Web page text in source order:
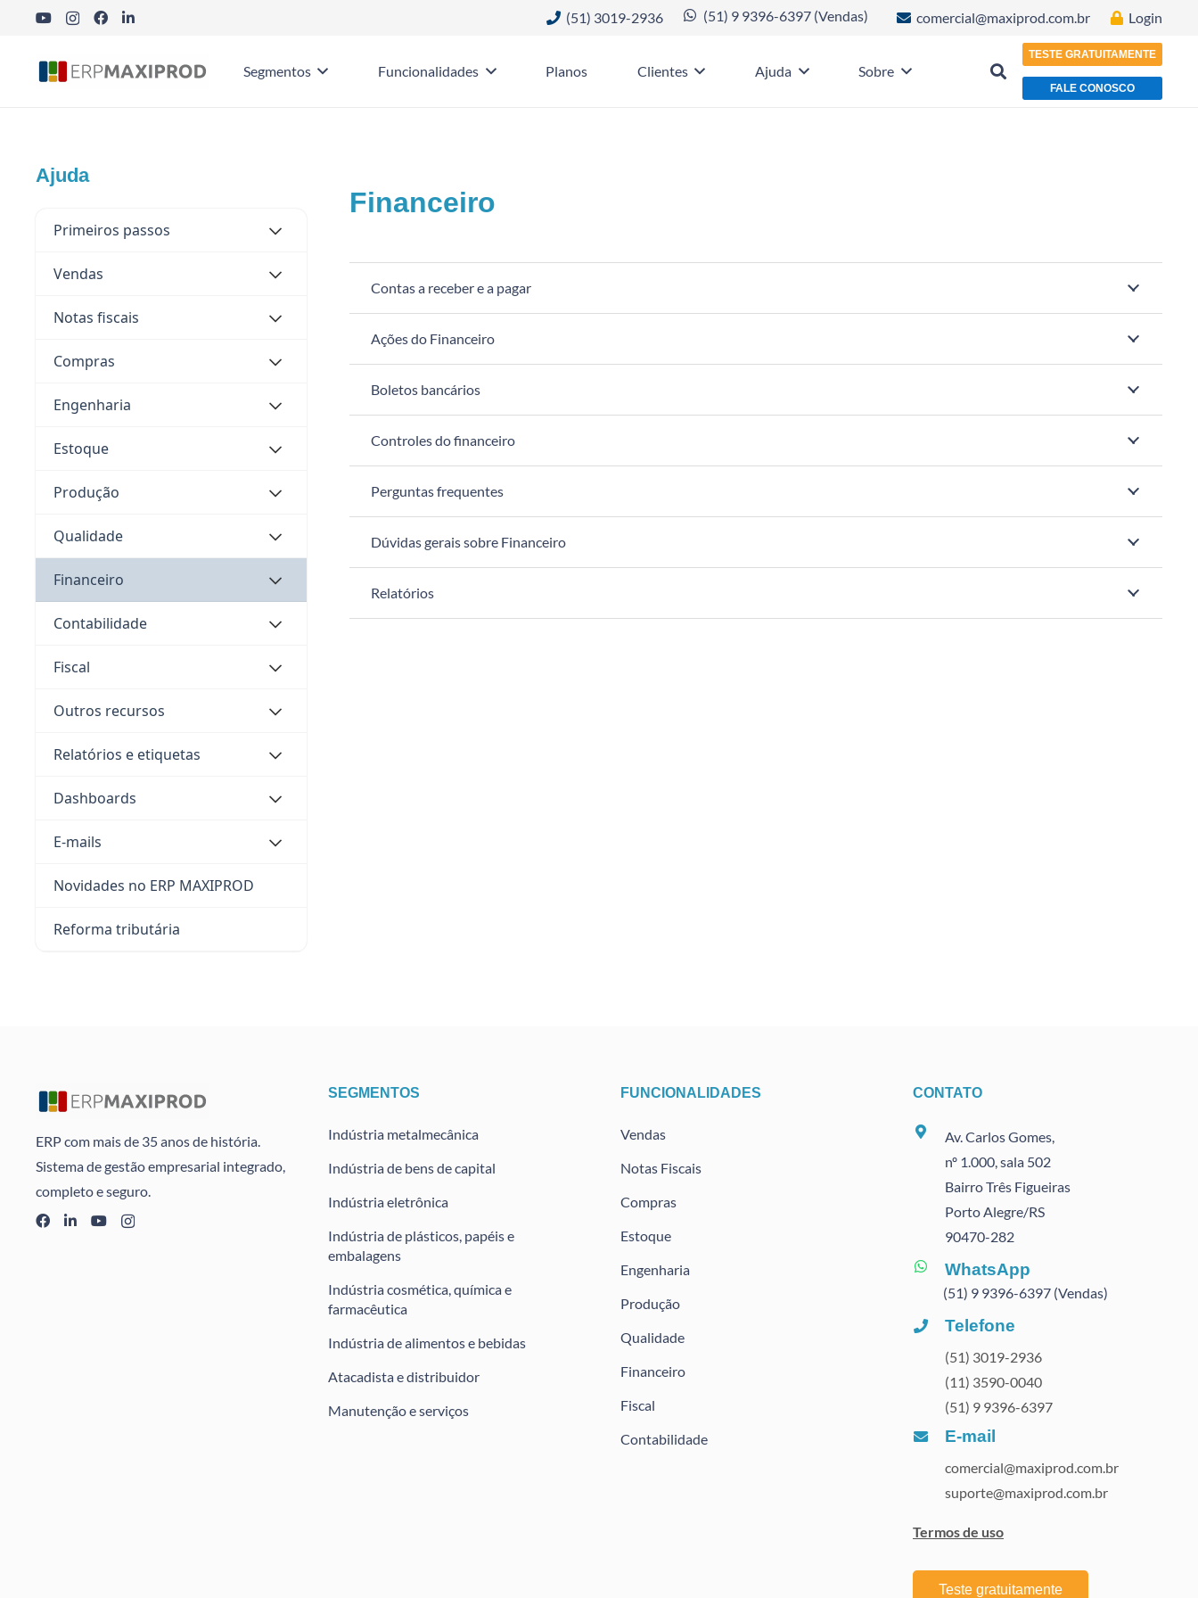
(51) 3019-2936 (51) 9 9396-6397 (Vendas) comercial@maxiprod.com.br Login
Segmentos Funcionalidades Planos Clientes Ajuda Sobre
TESTE GRATUITAMENTE
FALE CONOSCO
Ajuda
Primeiros passos
Vendas
Notas fiscais
Compras
Engenharia
Estoque
Produção
Qualidade
Financeiro
Contabilidade
Fiscal
Outros recursos
Relatórios e etiquetas
Dashboards
E-mails
Novidades no ERP MAXIPROD
Reforma tributária
Financeiro
Contas a receber e a pagar
Ações do Financeiro
Boletos bancários
Controles do financeiro
Perguntas frequentes
Dúvidas gerais sobre Financeiro
Relatórios
ERP com mais de 35 anos de história.
Sistema de gestão empresarial integrado,
completo e seguro.
SEGMENTOS
Indústria metalmecânica
Indústria de bens de capital
Indústria eletrônica
Indústria de plásticos, papéis e
embalagens
Indústria cosmética, química e
farmacêutica
Indústria de alimentos e bebidas
Atacadista e distribuidor
Manutenção e serviços
FUNCIONALIDADES
Vendas
Notas Fiscais
Compras
Estoque
Engenharia
Produção
Qualidade
Financeiro
Fiscal
Contabilidade
CONTATO
Av. Carlos Gomes,
nº 1.000, sala 502
Bairro Três Figueiras
Porto Alegre/RS
90470-282
WhatsApp
(51) 9 9396-6397 (Vendas)
Telefone
(51) 3019-2936
(11) 3590-0040
(51) 9 9396-6397
E-mail
comercial@maxiprod.com.br
suporte@maxiprod.com.br
Termos de uso
Teste gratuitamente